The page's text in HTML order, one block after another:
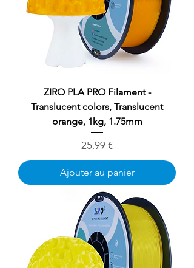
ZIRO PLA PRO Filament -
Translucent colors, Translucent
orange, 1kg, 1.75mm
Prix
25,99 €
Ajouter au panier